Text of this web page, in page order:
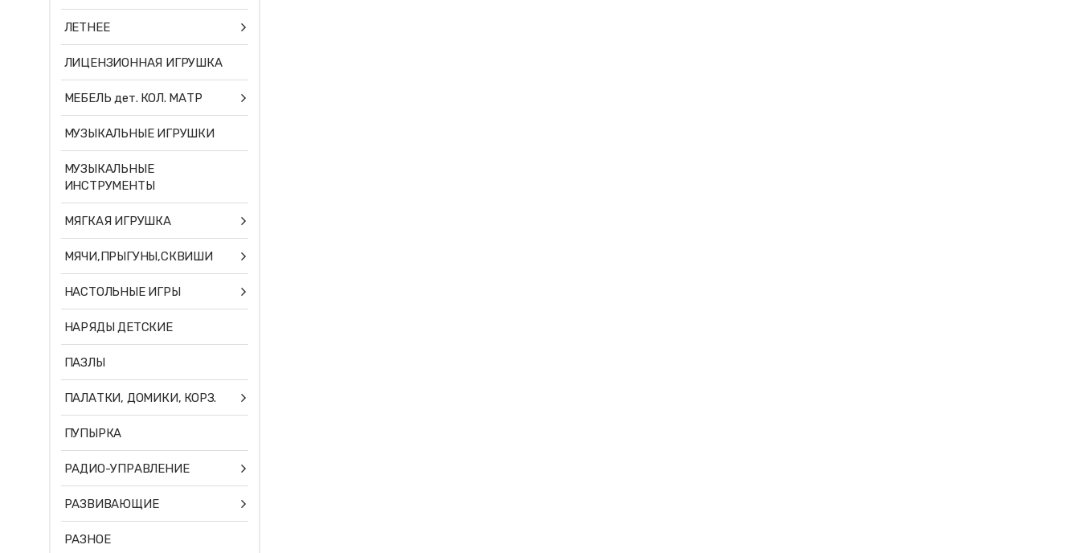
ЛЕТНЕЕ
ЛИЦЕНЗИОННАЯ ИГРУШКА
МЕБЕЛЬ дет. КОЛ. МАТР
МУЗЫКАЛЬНЫЕ ИГРУШКИ
МУЗЫКАЛЬНЫЕ
ИНСТРУМЕНТЫ
МЯГКАЯ ИГРУШКА
МЯЧИ,ПРЫГУНЫ,СКВИШИ
НАСТОЛЬНЫЕ ИГРЫ
НАРЯДЫ ДЕТСКИЕ
ПАЗЛЫ
ПАЛАТКИ, ДОМИКИ, КОРЗ.
ПУПЫРКА
РАДИО-УПРАВЛЕНИЕ
РАЗВИВАЮЩИЕ
РАЗНОЕ